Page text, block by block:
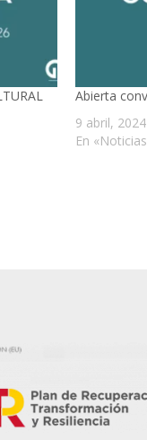
Abierta
9 abril, 2024
En